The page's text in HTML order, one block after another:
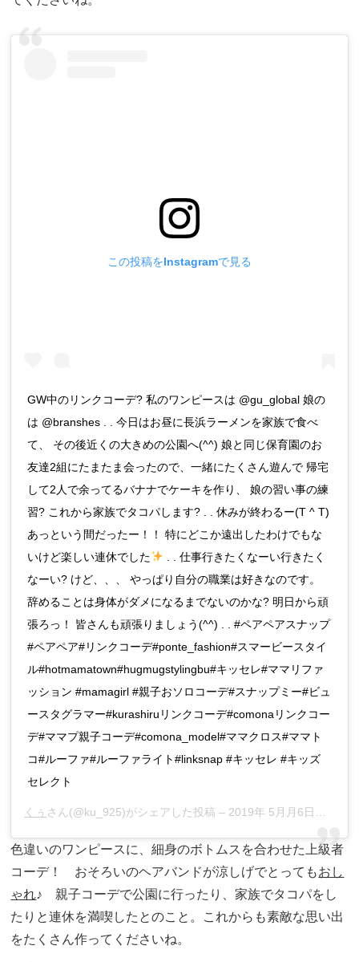
この投稿をInstagramで見る
GW中のリンクコーデ? 私のワンピースは @gu_global 娘の
は @branshes . . 今日はお昼に長浜ラーメンを家族で食べ
て、 その後近くの大きめの公園へ(^^) 娘と同じ保育園のお
友達2組にたまたま会ったので、一緒にたくさん遊んで 帰宅
して2人で余ってるバナナでケーキを作り、 娘の習い事の練
習? これから家族でタコパします? . . 休みが終わるー(T ^ T)
あっという間だったー！！ 特にどこか遠出したわけでもな
いけど楽しい連休でした
. . 仕事行きたくなーい行きたく
なーい? けど、、、 やっぱり自分の職業は好きなのです。
辞めることは身体がダメになるまでないのかな? 明日から頑
張ろっ！ 皆さんも頑張りましょう(^^) . . #ペアペアスナップ
#ペアペア#リンクコーデ#ponte_fashion#スマービースタイ
ル#hotmamatown#hugmugstylingbu#キッセレ#ママリファ
ッション #mamagirl #親子おソロコーデ#スナップミー#ビュ
ースタグラマー#kurashiruリンクコーデ#comonaリンクコー
デ#ママプ親子コーデ#comona_model#ママクロス#ママト
コ#ルーファ#ルーファライト#linksnap #キッセレ #キッズ
セレクト
くぅ さん(@ku_925)がシェアした投稿 – 2019年 5月月6日午前12時45分PDT
色違いのワンピースに、細身のボトムスを合わせた上級者
コーデ！ おそろいのヘアバンドが涼しげでとってもおし
ゃれ♪ 親子コーデで公園に行ったり、家族でタコパをし
たりと連休を満喫したとのこと。これからも素敵な思い出
をたくさん作ってくださいね。